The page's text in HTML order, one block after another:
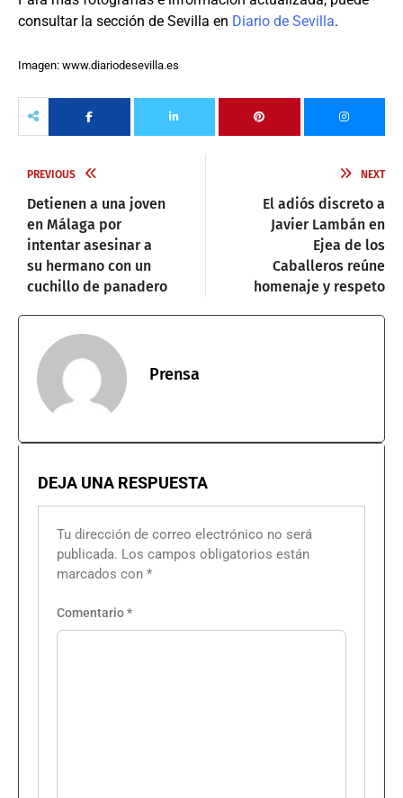
consultar la sección de Sevilla en Diario de Sevilla.
Imagen: www.diariodesevilla.es
PREVIOUS
Detienen a una joven
en Málaga por
intentar asesinar a
su hermano con un
cuchillo de panadero
NEXT
El adiós discreto a
Javier Lambán en
Ejea de los
Caballeros reúne
homenaje y respeto
Prensa
DEJA UNA RESPUESTA
Tu dirección de correo electrónico no será
publicada. Los campos obligatorios están
marcados con *
Comentario*